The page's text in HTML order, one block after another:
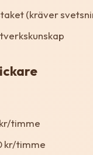
(kräver
timme
kr/timme